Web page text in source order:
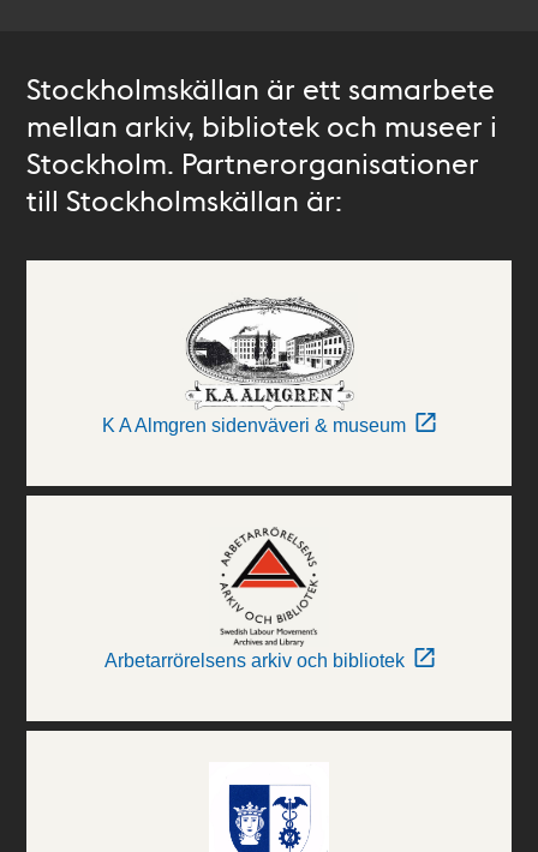
Stockholmskällan är ett samarbete
mellan arkiv, bibliotek och museer i
Stockholm. Partnerorganisationer
till Stockholmskällan är:
K A Almgren sidenväveri & museum
Arbetarrörelsens arkiv och bibliotek